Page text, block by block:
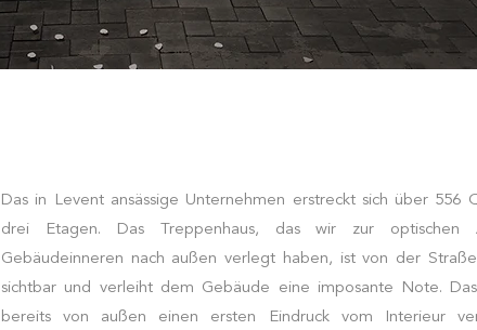
Das in Levent ansässige Unternehmen erstreckt sich über 556
drei Etagen. Das Treppenhaus, das wir zur optischen
Gebäudeinneren nach außen verlegt haben, ist von der
sichtbar und verleiht dem Gebäude eine imposante Note.
bereits von außen einen ersten Eindruck vom Interieur